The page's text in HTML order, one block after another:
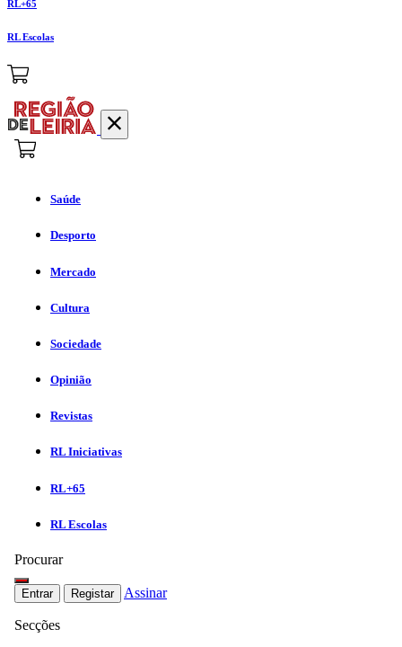
RL+65
RL Escolas
Saúde
Desporto
Mercado
Cultura
Sociedade
Opinião
Revistas
RL Iniciativas
RL+65
RL Escolas
Procurar
Entrar Registar Assinar
Secções